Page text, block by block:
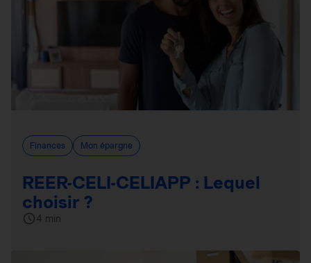
Finances Mon épargne
REER-CELI-CELIAPP : Lequel
choisir ?
4 min